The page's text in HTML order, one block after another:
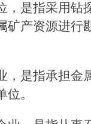
是指采用钻
矿产资源进行
是指承担金
。